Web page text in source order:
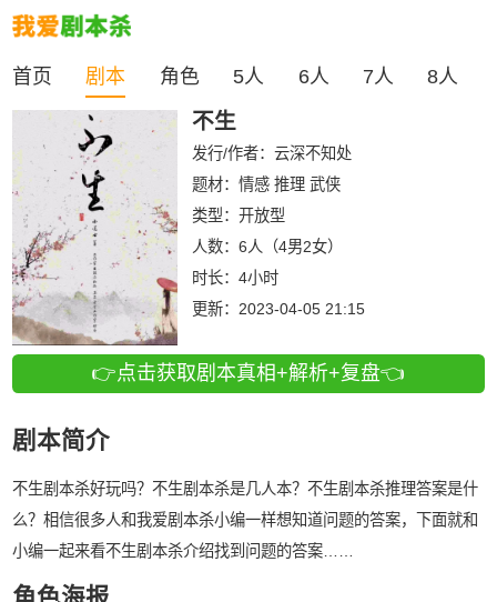
首页 剧本 角色 5人 6人 7人 8人
不生
发行/作者： 云深不知处
题材：情感 推理 武侠
类型： 开放型
人数： 6人（4男2女）
时长： 4小时
更新： 2023-04-05 21:15
👉点击获取剧本真相+解析+复盘👈
剧本简介
不生剧本杀好玩吗？不生剧本杀是几人本？不生剧本杀推理答案是什
么？相信很多人和我爱剧本杀小编一样想知道问题的答案，下面就和
小编一起来看不生剧本杀介绍找到问题的答案……